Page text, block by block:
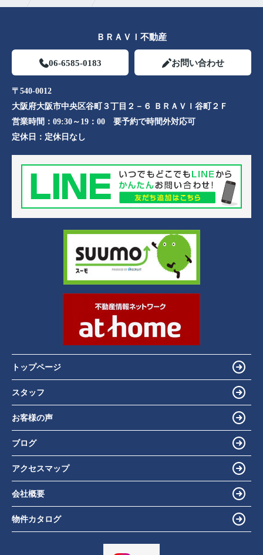
ＢＲＡＶＩ不動産
06-6585-0183 お問い合わせ
〒540-0012
大阪府大阪市中央区谷町３丁目２－６ ＢＲＡＶＩ谷町２Ｆ
営業時間： 09:30～19：00 要予約で時間外対応可
定休日： 定休日なし
トップページ
スタッフ
お客様の声
ブログ
アクセスマップ
会社概要
物件カタログ